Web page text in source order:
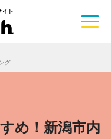
グ
め！新潟市内